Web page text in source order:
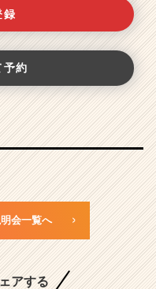
録
予約
会一覧へ
アする